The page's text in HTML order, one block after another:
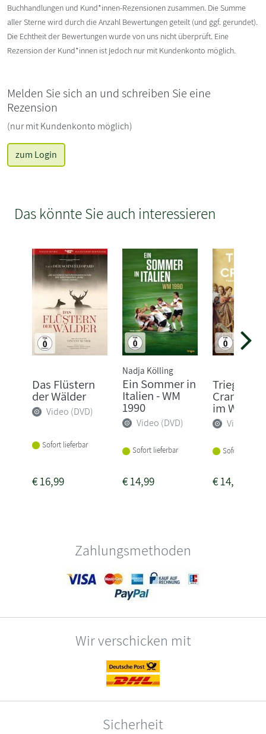
Buchhandlungen und Kund*innen-Rezensionen zusammen. Die Summe
aller Sterne wird durch die Anzahl Bewertungen geteilt (und ggf. gerundet).
Die Echtheit der Bewertungen wurde von uns nicht überprüft. Eine
Rezension der Kund*innen ist jedoch nur mit Kundenkonto möglich.
Melden Sie sich an und schreiben Sie eine
Rezension
(nur mit Kundenkonto möglich)
zum Login
Das könnte Sie auch interessieren
Das Flüstern
der Wälder
Video (DVD)
Sofort lieferbar
€16,99
Nadja Kölling
Ein Sommer in
Italien - WM
1990
Video (DVD)
Sofort lieferbar
€14,99
Triegel
Cranach:
im
Video
Sofort
€14,99
Zahlungsmethoden
Wir verschicken mit
Sicherheit